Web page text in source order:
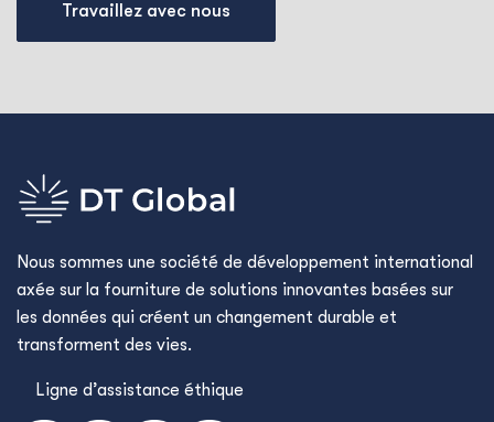
Travaillez avec nous
Nous sommes une société de développement international
axée sur la fourniture de solutions innovantes basées sur
les données qui créent un changement durable et
transforment des vies.
Ligne d’assistance éthique